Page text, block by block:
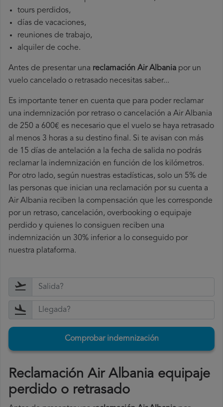
tours perdidos,
días de vacaciones,
reuniones de trabajo,
alquiler de coche.
Antes de presentar una reclamación Air Albania por un
vuelo cancelado o retrasado necesitas saber...
Es importante tener en cuenta que para poder reclamar
una indemnización por retraso o cancelación a Air Albania
de 250 a 600€ es necesario que el vuelo se haya retrasado
al menos 3 horas a su destino final. Si te avisan con más
de 15 días de antelación a la fecha de salida no podrás
reclamar la indemnización en función de los kilómetros.
Por otro lado, según nuestras estadísticas, solo un 5% de
las personas que inician una reclamación por su cuenta a
Air Albania reciben la compensación que les corresponde
por un retraso, cancelación, overbooking o equipaje
perdido y quienes lo consiguen reciben una
indemnización un 30% inferior a lo conseguido por
nuestra plataforma.
Comprobar indemnización
Reclamación Air Albania equipaje
perdido o retrasado